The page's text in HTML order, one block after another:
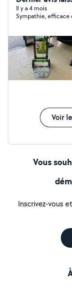
Il y a 4 mois
Sympathie, efficace
Voir
Vous
Inscrivez-vous